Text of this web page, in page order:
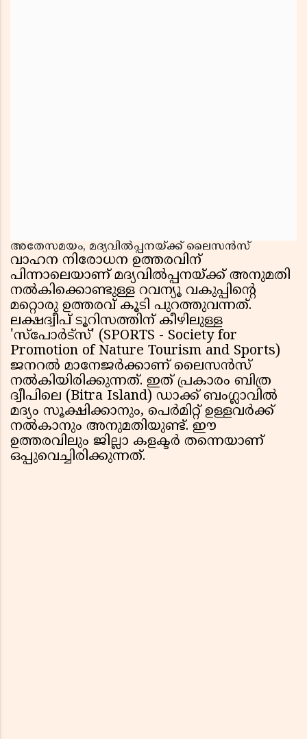
അതേസമയം, മദ്യവിൽപ്പനയ്ക്ക് ലൈസൻസ്
വാഹന നിരോധന ഉത്തരവിന്
പിന്നാലെയാണ് മദ്യവിൽപ്പനയ്ക്ക് അനുമതി
നൽകിക്കൊണ്ടുള്ള റവന്യൂ വകുപ്പിന്റെ
മറ്റൊരു ഉത്തരവ് കൂടി പുറത്തുവന്നത്.
ലക്ഷദ്വീപ് ടൂറിസത്തിന് കീഴിലുള്ള
'സ്പോർട്സ്' (SPORTS - Society for
Promotion of Nature Tourism and Sports)
ജനറൽ മാനേജർക്കാണ് ലൈസൻസ്
നൽകിയിരിക്കുന്നത്. ഇത് പ്രകാരം ബിത്ര
ദ്വീപിലെ (Bitra Island) ഡാക്ക് ബംഗ്ലാവിൽ
മദ്യം സൂക്ഷിക്കാനും, പെർമിറ്റ് ഉള്ളവർക്ക്
നൽകാനും അനുമതിയുണ്ട്. ഈ
ഉത്തരവിലും ജില്ലാ കളക്ടർ തന്നെയാണ്
ഒപ്പുവെച്ചിരിക്കുന്നത്.